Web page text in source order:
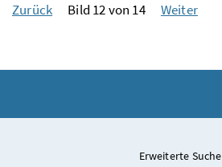
Zurück Bild 12 von 14 Weiter
Erweiterte Suche